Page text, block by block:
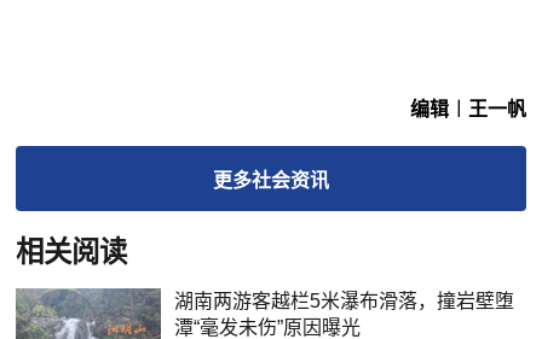
编辑︱王一帆
更多社会资讯
相关阅读
湖南两游客越栏5米瀑布滑落，撞岩壁堕
潭“毫发未伤”原因曝光